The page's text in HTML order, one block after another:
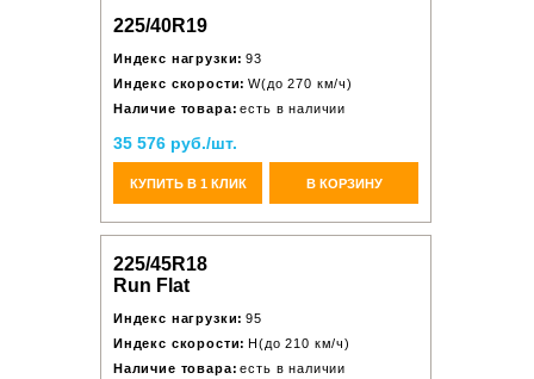
225/40R19
Индекс нагрузки: 93
Индекс скорости: W(до 270 км/ч)
Наличие товара: есть в наличии
35 576 руб./шт.
КУПИТЬ В 1 КЛИК В КОРЗИНУ
225/45R18
Run Flat
Индекс нагрузки: 95
Индекс скорости: H(до 210 км/ч)
Наличие товара: есть в наличии